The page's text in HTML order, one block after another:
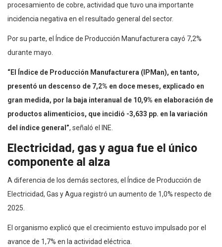
procesamiento de cobre, actividad que tuvo una importante
incidencia negativa en el resultado general del sector.
Por su parte, el Índice de Producción Manufacturera cayó 7,2%
durante mayo.
“El Índice de Producción Manufacturera (IPMan), en tanto,
presentó un descenso de 7,2% en doce meses, explicado en
gran medida, por la baja interanual de 10,9% en elaboración de
productos alimenticios, que incidió -3,633 pp. en la variación
del índice general”, señaló el INE.
Electricidad, gas y agua fue el único
componente al alza
A diferencia de los demás sectores, el Índice de Producción de
Electricidad, Gas y Agua registró un aumento de 1,0% respecto de
2025.
El organismo explicó que el crecimiento estuvo impulsado por el
avance de 1,7% en la actividad eléctrica.